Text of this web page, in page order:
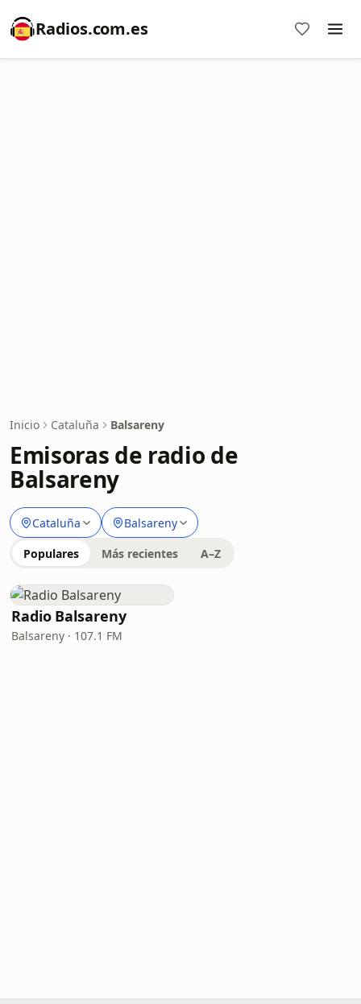
Radios.com.es
Inicio Cataluña Balsareny
Emisoras de radio de
Balsareny
Cataluña Balsareny
Populares Más recientes A–Z
Radio Balsareny
Balsareny · 107.1 FM